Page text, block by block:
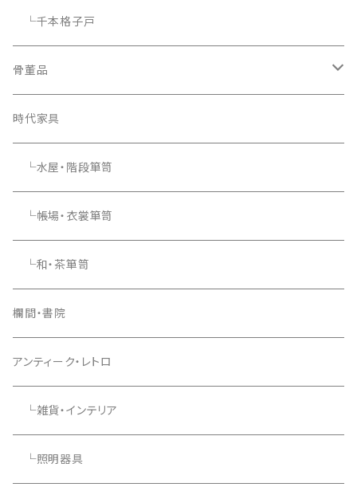
└千本格子戸
骨董品
骨董品
時代家具
└水屋・階段箪笥
└帳場・衣裳箪笥
└和・茶箪笥
欄間・書院
アンティーク・レトロ
└雑貨・インテリア
└照明器具